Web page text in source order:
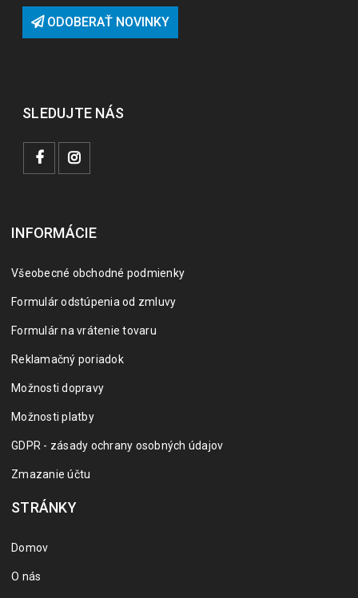
ODOBERAŤ NOVINKY
SLEDUJTE NÁS
INFORMÁCIE
Všeobecné obchodné podmienky
Formulár odstúpenia od zmluvy
Formulár na vrátenie tovaru
Reklamačný poriadok
Možnosti dopravy
Možnosti platby
GDPR - zásady ochrany osobných údajov
Zmazanie účtu
STRÁNKY
Domov
O nás